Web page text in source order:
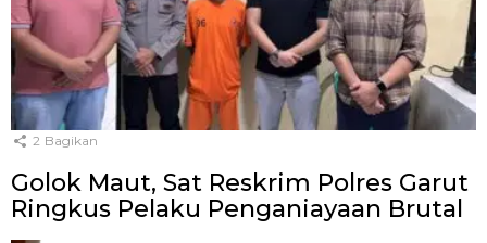
2 Bagikan
Golok Maut, Sat Reskrim Polres Garut
Ringkus Pelaku Penganiayaan Brutal